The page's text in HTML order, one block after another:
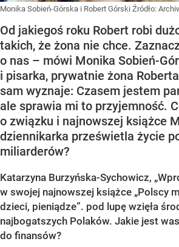
Monika Sobień-Górska i Robert Górski Źródło:
Od jakiegoś roku Robert robi
takich, że żona nie chce.
o nas – mówi Monika Sobień-
i pisarka, prywatnie żona
sam wyznaje: Czasem jestem
ale sprawia mi to przyjemność.
o związku i najnowszej książce
dziennikarka prześwietla życie
miliarderów?
Katarzyna Burzyńska-Sychowicz,
w swojej najnowszej książce „Polscy
dzieci, pieniądze”. pod lupę wzięła
najbogatszych Polaków. Jakie jest
do finansów?